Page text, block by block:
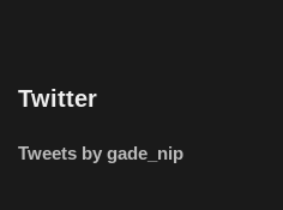
Twitter
Tweets by gade_nip